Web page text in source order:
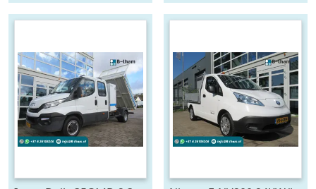
Kraan Crane
Dubbelcabine